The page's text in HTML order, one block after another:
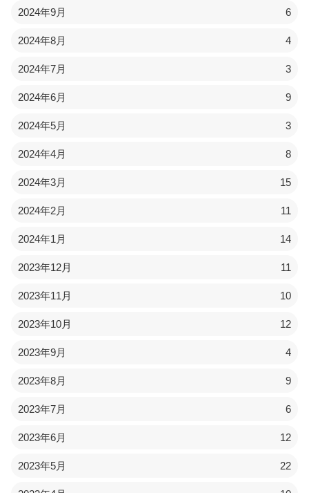
2024年9月 6
2024年8月 4
2024年7月 3
2024年6月 9
2024年5月 3
2024年4月 8
2024年3月 15
2024年2月 11
2024年1月 14
2023年12月 11
2023年11月 10
2023年10月 12
2023年9月 4
2023年8月 9
2023年7月 6
2023年6月 12
2023年5月 22